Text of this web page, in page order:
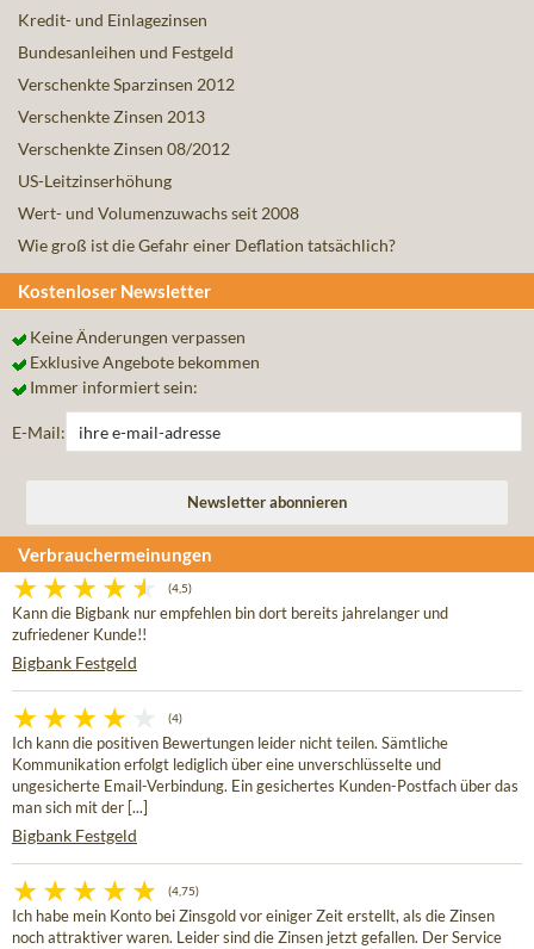
Kredit- und Einlagezinsen
Bundesanleihen und Festgeld
Verschenkte Sparzinsen 2012
Verschenkte Zinsen 2013
Verschenkte Zinsen 08/2012
US-Leitzinserhöhung
Wert- und Volumenzuwachs seit 2008
Wie groß ist die Gefahr einer Deflation tatsächlich?
Kostenloser Newsletter
Keine Änderungen verpassen
Exklusive Angebote bekommen
Immer informiert sein:
E-Mail:
Verbrauchermeinungen
(4,5)
Kann die Bigbank nur empfehlen bin dort bereits jahrelanger und
zufriedener Kunde!!
Bigbank Festgeld
(4)
Ich kann die positiven Bewertungen leider nicht teilen. Sämtliche
Kommunikation erfolgt lediglich über eine unverschlüsselte und
ungesicherte Email-Verbindung. Ein gesichertes Kunden-Postfach über das
man sich mit der [...]
Bigbank Festgeld
(4,75)
Ich habe mein Konto bei Zinsgold vor einiger Zeit erstellt, als die Zinsen
noch attraktiver waren. Leider sind die Zinsen jetzt gefallen. Der Service